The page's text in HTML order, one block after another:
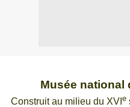
Musée national
Construit au milieu du XVI e